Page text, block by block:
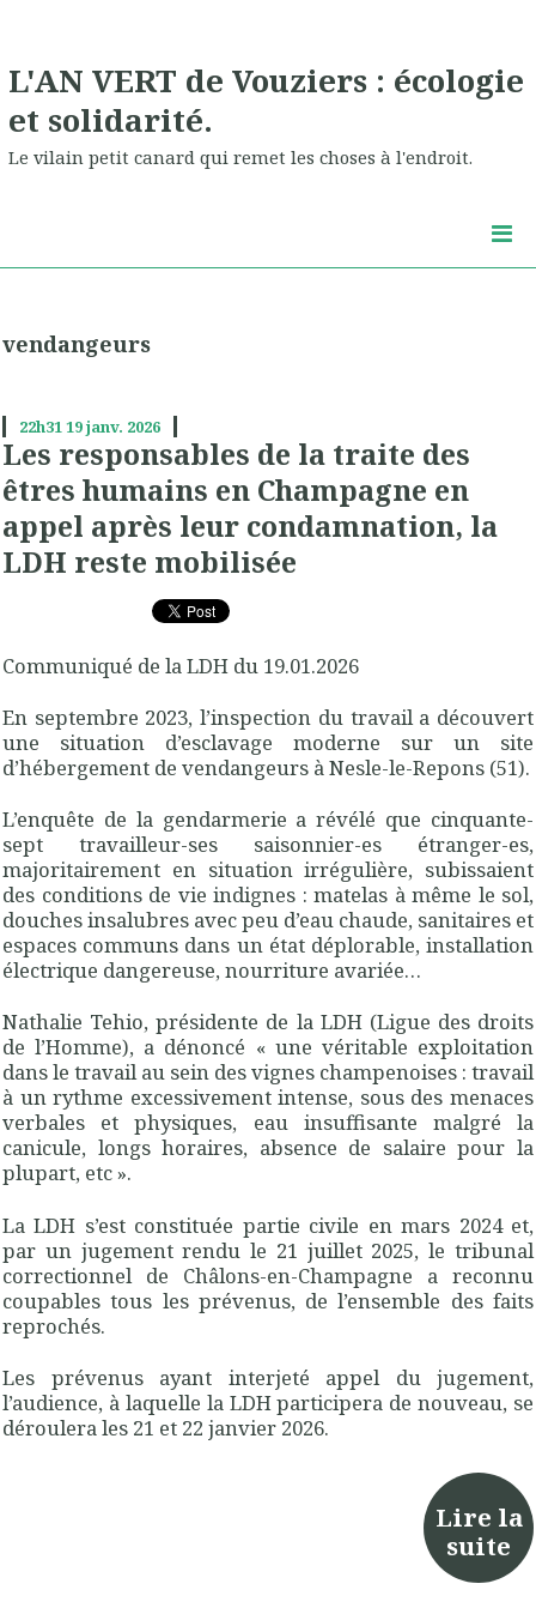
L'AN VERT de Vouziers : écologie
et solidarité.
Le vilain petit canard qui remet les choses à l'endroit.
vendangeurs
22h3119janv. 2026
Les responsables de la traite des
êtres humains en Champagne en
appel après leur condamnation, la
LDH reste mobilisée
Communiqué de la LDH du 19.01.2026
En septembre 2023, l’inspection du travail a découvert
une situation d’esclavage moderne sur un site
d’hébergement de vendangeurs à Nesle-le-Repons (51).
L’enquête de la gendarmerie a révélé que cinquante-
sept travailleur-ses saisonnier-es étranger-es,
majoritairement en situation irrégulière, subissaient
des conditions de vie indignes : matelas à même le sol,
douches insalubres avec peu d’eau chaude, sanitaires et
espaces communs dans un état déplorable, installation
électrique dangereuse, nourriture avariée…
Nathalie Tehio, présidente de la LDH (Ligue des droits
de l’Homme), a dénoncé « une véritable exploitation
dans le travail au sein des vignes champenoises : travail
à un rythme excessivement intense, sous des menaces
verbales et physiques, eau insuffisante malgré la
canicule, longs horaires, absence de salaire pour la
plupart, etc ».
La LDH s’est constituée partie civile en mars 2024 et,
par un jugement rendu le 21 juillet 2025, le tribunal
correctionnel de Châlons-en-Champagne a reconnu
coupables tous les prévenus, de l’ensemble des faits
reprochés.
Les prévenus ayant interjeté appel du jugement,
l’audience, à laquelle la LDH participera de nouveau, se
déroulera les 21 et 22 janvier 2026.
Lire la
suite